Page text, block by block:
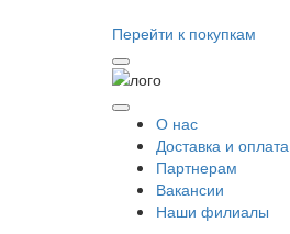
Перейти к покупкам
О нас
Доставка и оплата
Партнерам
Вакансии
Наши филиалы